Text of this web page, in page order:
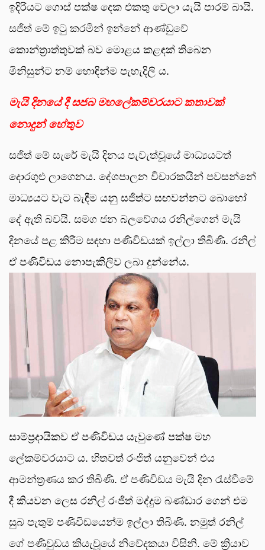
ඉදිරියට ගොස් පක්ෂ දෙක එකතු වෙලා යැයි පාරම් බායි.
සජිත් මේ ඉටු කරමින් ඉන්නේ ආණ්ඩුවේ
කොන්ත්‍රාත්තුවක් බව මොළය කළඳක් තිබෙන
මිනිසුන්ට නම් හොඳින්ම පැහැදිලි ය.
මැයි දිනයේ දී සජබ මහලේකම්වරයාට කතාවක්
නොදුන් හේතුව
සජිත් මේ සැරේ මැයි දිනය පැවැත්වූයේ මාධ්‍යයටත්
දොරගුළු ලාගෙනය. දේශපාලන විචාරකයින් පවසන්නේ
මාධ්‍යයට වැට බැඳීම යනු සජිත්ට සඟවන්නට බොහෝ
දේ ඇති බවයි. සමග ජන බලවේගය රනිල්ගෙන් මැයි
දිනයේ පළ කිරීම සඳහා පණිවිඩයක් ඉල්ලා තිබිණි. රනිල්
ඒ පණිවිඩය නොපැකිලිව ලබා දුන්නේය.
සාම්ප්‍රදායිකව ඒ පණිවිඩය යැවුණේ පක්ෂ මහ
ලේකම්වරයාට ය. හිතවත් රංජිත් යනුවෙන් එය
ආමන්ත්‍රණය කර තිබිණි. ඒ පණිවිඩය මැයි දින රැස්වීමේ
දී කියවන ලෙස රනිල් රංජිත් මද්දුම බණ්ඩාර ගෙන් එම
සුබ පැතුම් පණිවිඩයෙන්ම ඉල්ලා තිබිණි. නමුත් රනිල්
ගේ පණිවුඩය කියැවූයේ නිවේදකයා විසිනි. මේ ක්‍රියාව